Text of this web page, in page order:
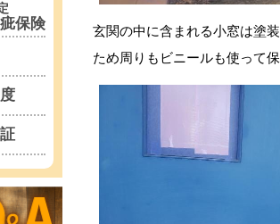
玄関の中に含まれる小窓は塗
ため周りもビニールも使って
保険